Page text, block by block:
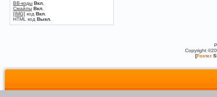
BB-коды Вкл.
Смайлы Вкл.
[IMG] код Вкл.
HTML код Выкл.
Copyright
[Foxter